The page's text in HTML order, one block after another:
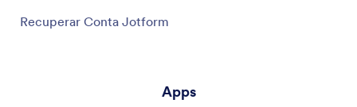
Recuperar Conta Jotform
Apps